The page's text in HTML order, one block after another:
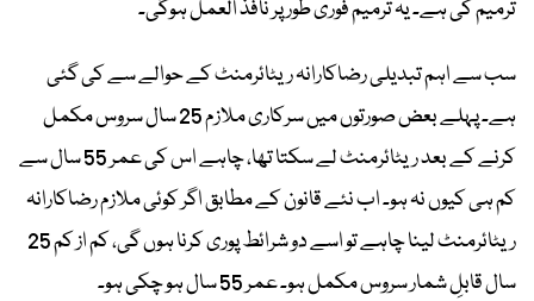
ترمیم کی ہے۔ یہ ترمیم فوری طور پر نافذ العمل ہوگی۔
سب سے اہم تبدیلی رضاکارانہ ریٹائرمنٹ کے حوالے سے کی گئی
ہے۔ پہلے بعض صورتوں میں سرکاری ملازم 25 سال سروس مکمل
کرنے کے بعد ریٹائرمنٹ لے سکتا تھا، چاہے اس کی عمر 55 سال سے
کم ہی کیوں نہ ہو۔ اب نئے قانون کے مطابق اگر کوئی ملازم رضاکارانہ
ریٹائرمنٹ لینا چاہے تو اسے دو شرائط پوری کرنا ہوں گی، کم از کم 25
سال قابلِ شمار سروس مکمل ہو۔ عمر 55 سال ہو چکی ہو۔